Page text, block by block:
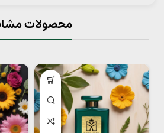
محصولات